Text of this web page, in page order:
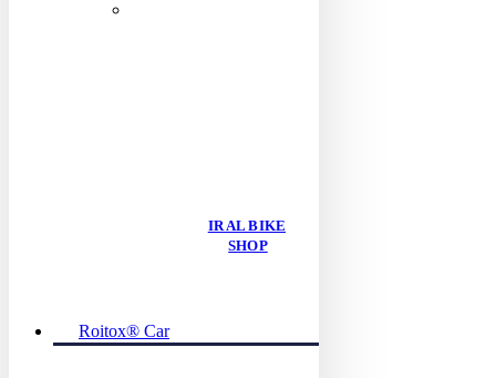
IR AL BIKE
SHOP
Roitox® Car